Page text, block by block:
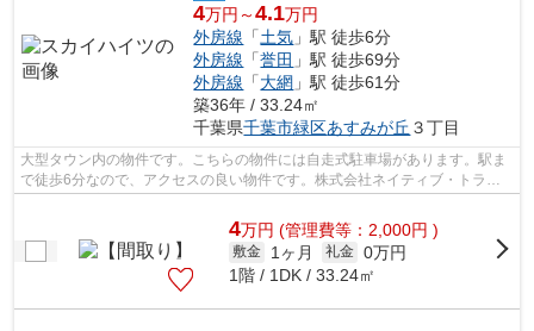
4万円～4.1万円
外房線 「土気 」駅 徒歩6分
外房線 「誉田 」駅 徒歩69分
外房線 「大網 」駅 徒歩61分
築36年 / 33.24㎡
千葉県千葉市緑区あすみが丘 ３丁目
大型タウン内の物件です。こちらの物件には自走式駐車場があります。駅ま
で徒歩6分なので、アクセスの良い物件です。株式会社ネイティブ・トラス
4万円 (管理費等：2,000円 )
敷金 1ヶ月 礼金 0万円
1階 / 1DK / 33.24㎡